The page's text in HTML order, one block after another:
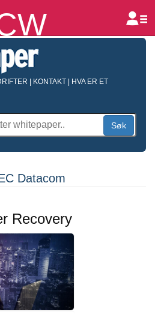
KONTAKT
HVA ER ET
Søk
Datacom
Recovery